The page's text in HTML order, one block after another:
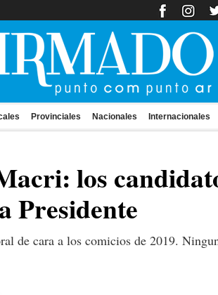
Provinciales Nacionales Internacionales
los
Presidente
de cara a los comicios de 2019.